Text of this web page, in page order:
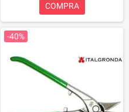
COMPRA
-40%